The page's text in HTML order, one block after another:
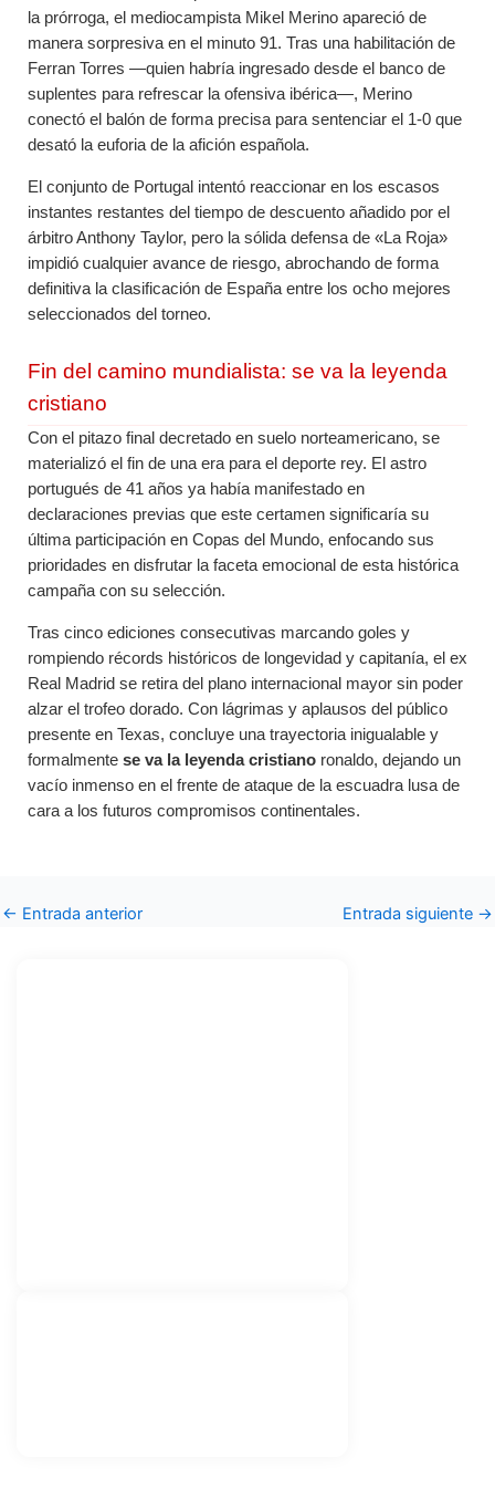
la prórroga, el mediocampista Mikel Merino apareció de
manera sorpresiva en el minuto 91. Tras una habilitación de
Ferran Torres —quien habría ingresado desde el banco de
suplentes para refrescar la ofensiva ibérica—, Merino
conectó el balón de forma precisa para sentenciar el 1-0 que
desató la euforia de la afición española.
El conjunto de Portugal intentó reaccionar en los escasos
instantes restantes del tiempo de descuento añadido por el
árbitro Anthony Taylor, pero la sólida defensa de «La Roja»
impidió cualquier avance de riesgo, abrochando de forma
definitiva la clasificación de España entre los ocho mejores
seleccionados del torneo.
Fin del camino mundialista: se va la leyenda
cristiano
Con el pitazo final decretado en suelo norteamericano, se
materializó el fin de una era para el deporte rey. El astro
portugués de 41 años ya había manifestado en
declaraciones previas que este certamen significaría su
última participación en Copas del Mundo, enfocando sus
prioridades en disfrutar la faceta emocional de esta histórica
campaña con su selección.
Tras cinco ediciones consecutivas marcando goles y
rompiendo récords históricos de longevidad y capitanía, el ex
Real Madrid se retira del plano internacional mayor sin poder
alzar el trofeo dorado. Con lágrimas y aplausos del público
presente en Texas, concluye una trayectoria inigualable y
formalmente se va la leyenda cristianoronaldo, dejando un
vacío inmenso en el frente de ataque de la escuadra lusa de
cara a los futuros compromisos continentales.
← Entrada anterior Entrada siguiente →